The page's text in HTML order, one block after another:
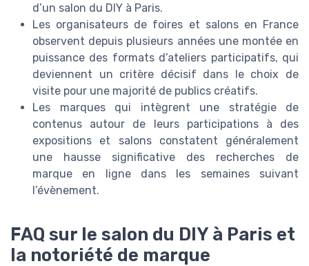
d’un salon du DIY à Paris.
Les organisateurs de foires et salons en France
observent depuis plusieurs années une montée en
puissance des formats d’ateliers participatifs, qui
deviennent un critère décisif dans le choix de
visite pour une majorité de publics créatifs.
Les marques qui intègrent une stratégie de
contenus autour de leurs participations à des
expositions et salons constatent généralement
une hausse significative des recherches de
marque en ligne dans les semaines suivant
l’évènement.
FAQ sur le salon du DIY à Paris et
la notoriété de marque